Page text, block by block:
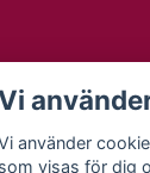
använder
som visas för dig